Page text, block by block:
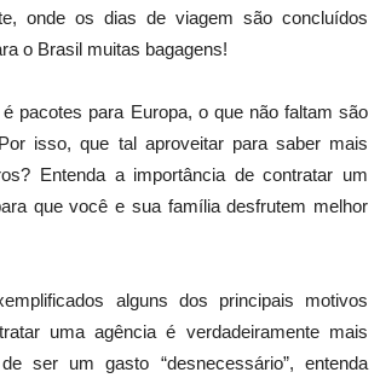
onde os dias de viagem são concluídos
o Brasil muitas bagagens!
pacotes para Europa, o que não faltam são
isso, que tal aproveitar para saber mais
Entenda a importância de contratar um
que você e sua família desfrutem melhor
alguns dos principais motivos
uma agência é verdadeiramente mais
ser um gasto “desnecessário”, entenda